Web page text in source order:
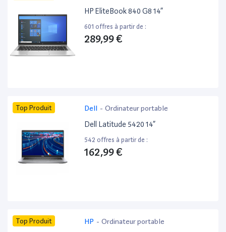
HP EliteBook 840 G8 14”
601 offres à partir de :
289,99 €
Top Produit Dell - Ordinateur portable
Dell Latitude 5420 14”
542 offres à partir de :
162,99 €
Top Produit HP - Ordinateur portable